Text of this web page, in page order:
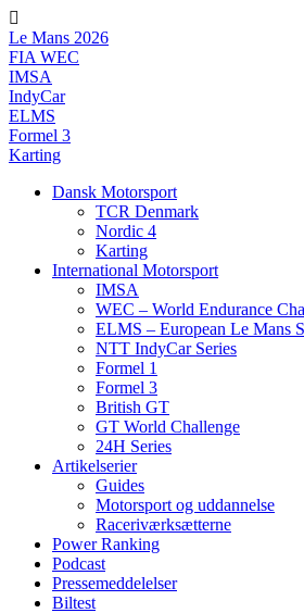
Videre
til
indhold
Le Mans 2026
FIA WEC
IMSA
IndyCar
ELMS
Formel 3
Karting
Dansk Motorsport
TCR Denmark
Nordic 4
Karting
International Motorsport
IMSA
WEC – World Endurance
ELMS – European Le Mans
NTT IndyCar Series
Formel 1
Formel 3
British GT
GT World Challenge
24H Series
Artikelserier
Guides
Motorsport og uddannelse
Raceriværksætterne
Power Ranking
Podcast
Pressemeddelelser
Biltest